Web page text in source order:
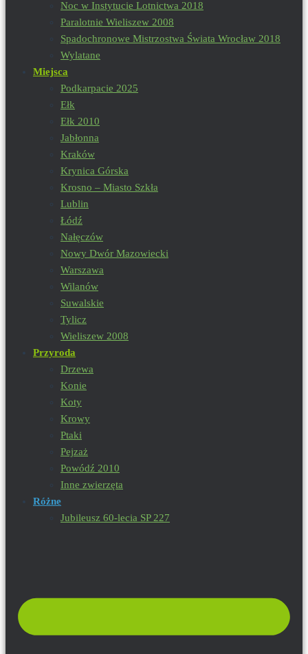
Noc w Instytucie Lotnictwa 2018
Paralotnie Wieliszew 2008
Spadochronowe Mistrzostwa Świata Wrocław 2018
Wylatane
Miejsca
Podkarpacie 2025
Ełk
Ełk 2010
Jabłonna
Kraków
Krynica Górska
Krosno – Miasto Szkła
Lublin
Łódź
Nałęczów
Nowy Dwór Mazowiecki
Warszawa
Wilanów
Suwalskie
Tylicz
Wieliszew 2008
Przyroda
Drzewa
Konie
Koty
Krowy
Ptaki
Pejzaż
Powódź 2010
Inne zwierzęta
Różne
Jubileusz 60-lecia SP 227